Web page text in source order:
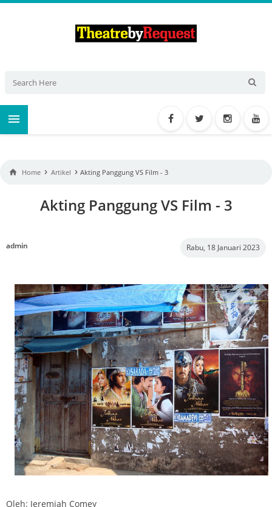

 Home › Artikel › Akting Panggung VS Film - 3
Akting Panggung VS Film - 3
admin Rabu, 18 Januari 2023
Oleh: Jeremiah Comey